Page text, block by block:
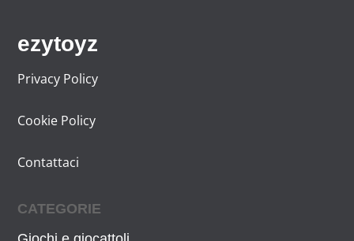
ezytoyz
Privacy Policy
Cookie Policy
Contattaci
CATEGORIE